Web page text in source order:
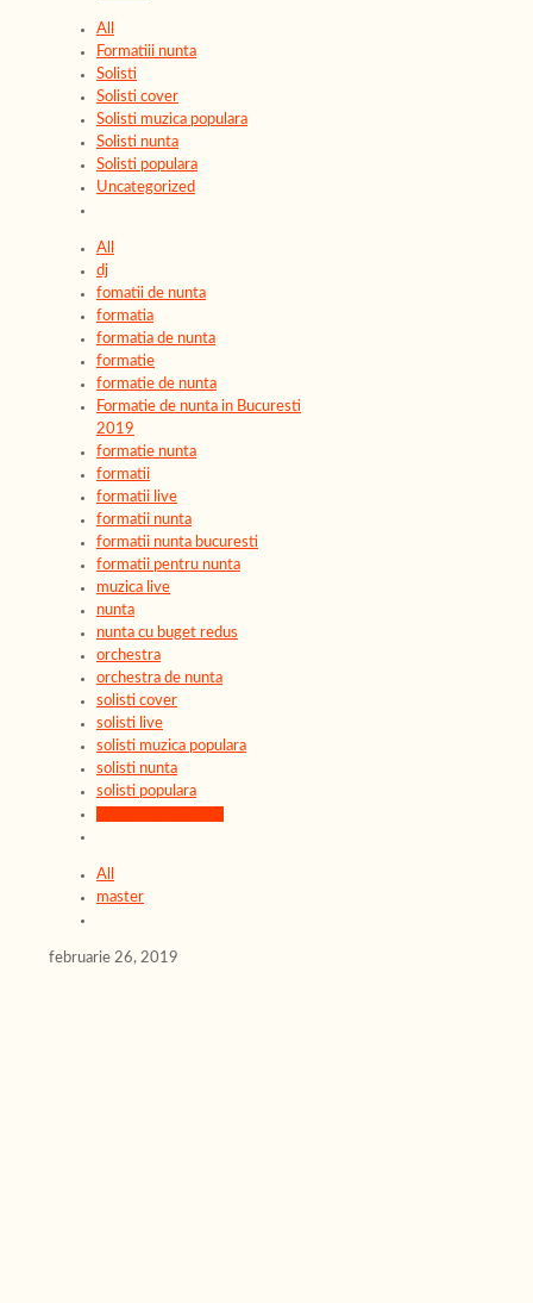
All
Formatiii nunta
Solisti
Solisti cover
Solisti muzica populara
Solisti nunta
Solisti populara
Uncategorized
All
dj
fomatii de nunta
formatia
formatia de nunta
formatie
formatie de nunta
Formatie de nunta in Bucuresti
2019
formatie nunta
formatii
formatii live
formatii nunta
formatii nunta bucuresti
formatii pentru nunta
muzica live
nunta
nunta cu buget redus
orchestra
orchestra de nunta
solisti cover
solisti live
solisti muzica populara
solisti nunta
solisti populara
All
master
februarie 26, 2019